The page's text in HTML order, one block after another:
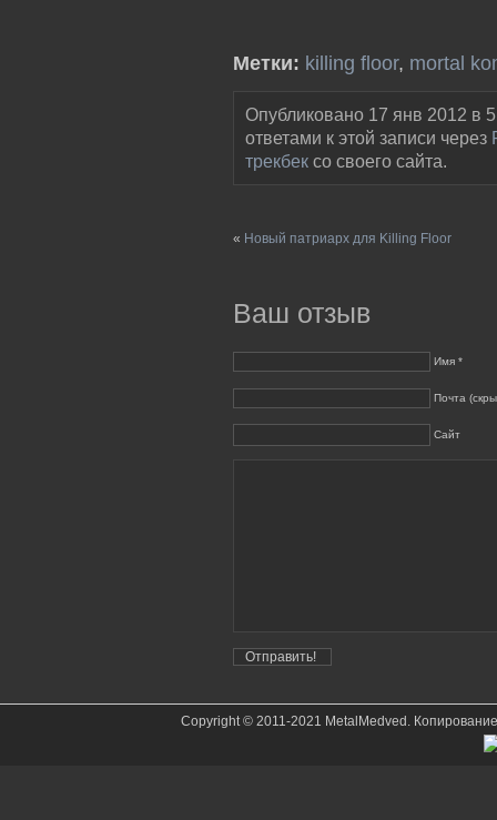
Метки: killing floor, mortal
Опубликовано 17 янв 2012 в
ответами к этой записи через
трекбек со своего сайта.
« Новый патриарх для Killing Floor
Ваш отзыв
Имя *
Почта
Сайт
Copyright © 2011-2021 MetalMedved.